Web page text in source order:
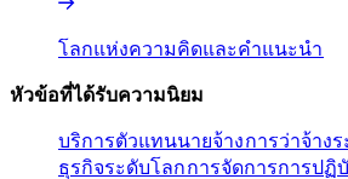
โลกแห่งความคิดและคำแนะนำ​​
หัวข้อที่ได้รับความนิยม​​
บริการตัวแทนนายจ้าง​​การว่าจ้าง
ธุรกิจระดับโลก​​การจัดการการปฏิ